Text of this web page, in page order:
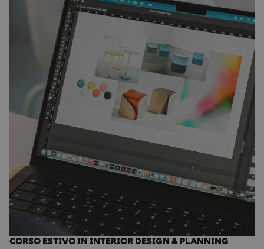
CORSO ESTIVO IN INTERIOR DESIGN & PLANNING